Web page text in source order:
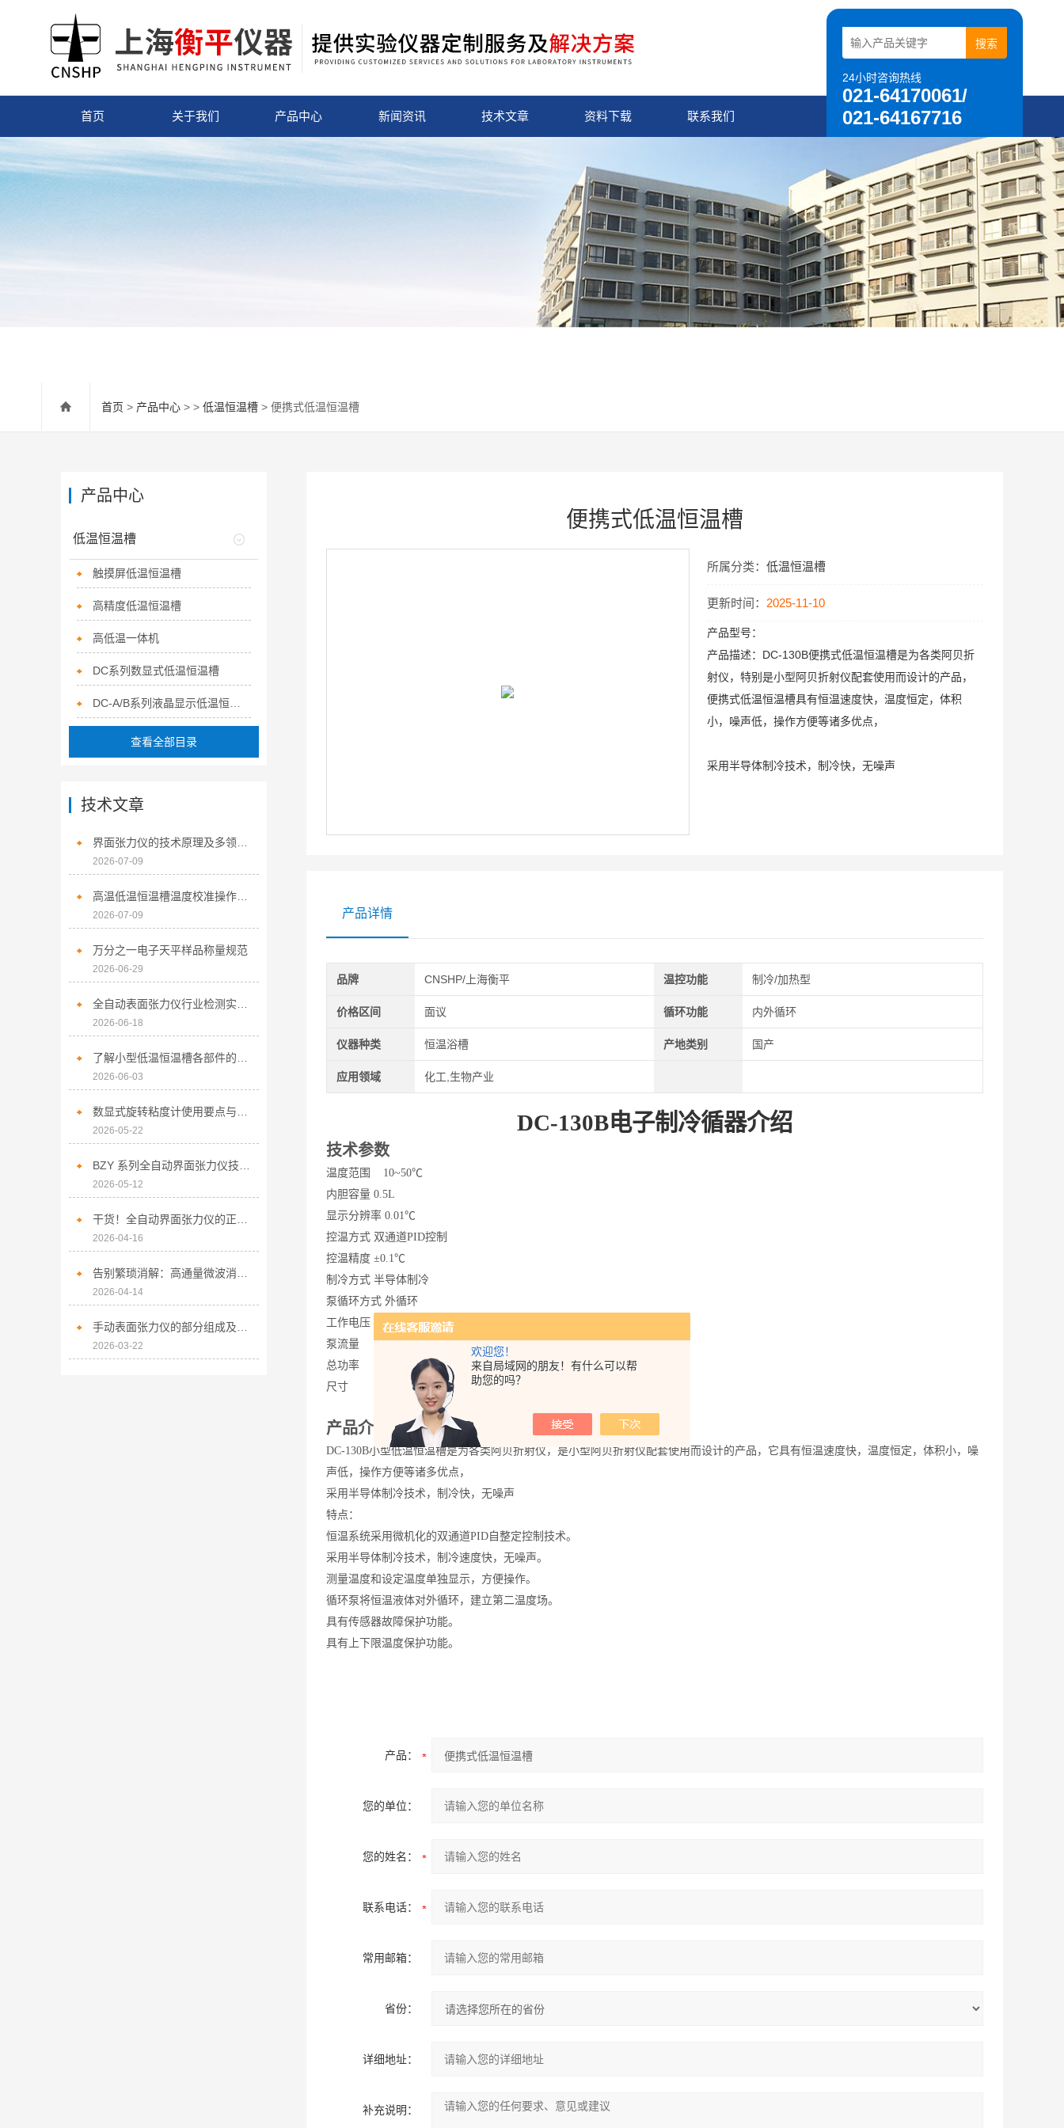
欢迎您！
来自局域网的朋友！有什么可以帮
助您的吗？
24小时咨询热线
021-64170061/
021-64167716
首页 关于我们 产品中心 新闻资讯 技术文章 资料下载 联系我们
首页 > 产品中心 > > 低温恒温槽 > 便携式低温恒温槽
便携式低温恒温槽
所属分类：低温恒温槽
更新时间： 2025-11-10
产品型号：
产品描述： DC-130B便携式低温恒温槽是为各类阿贝折
射仪，特别是小型阿贝折射仪配套使用而设计的产品，
便携式低温恒温槽具有恒温速度快，温度恒定，体积
小，噪声低，操作方便等诸多优点，
采用半导体制冷技术，制冷快，无噪声
产品详情
品牌 CNSHP/上海衡平 温控功能 制冷/加热型
价格区间 面议 循环功能 内外循环
仪器种类 恒温浴槽 产地类别 国产
应用领域 化工,生物产业
DC-130B电子制冷循器介绍
技术参数
温度范围 10~50℃
内胆容量 0.5L
显示分辨率 0.01℃
控温方式 双通道PID控制
控温精度 ±0.1℃
制冷方式 半导体制冷
泵循环方式 外循环
工作电压
220V±10%，50Hz
泵流量
4L/min
总功率
尺寸
200(长)×200(宽)×300(高)mm
产品介绍
DC-130B小型低温恒温槽是为各类阿贝折射仪，是小型阿贝折射仪配套使用而设计的产品，它具有恒温速度快，温度恒定，体积小，噪
声低，操作方便等诸多优点，
采用半导体制冷技术，制冷快，无噪声
特点：
恒温系统采用微机化的双通道PID自整定控制技术。
采用半导体制冷技术，制冷速度快，无噪声。
测量温度和设定温度单独显示，方便操作。
循环泵将恒温液体对外循环，建立第二温度场。
具有传感器故障保护功能。
具有上下限温度保护功能。
产品：
您的单位：
您的姓名：
联系电话：
常用邮箱：
省份：
详细地址：
补充说明：
产品中心
低温恒温槽
触摸屏低温恒温槽
高精度低温恒温槽
高低温一体机
DC系列数显式低温恒温槽
查看全部目录
技术文章
2026-07-09
2026-07-09
万分之一电子天平样品称量规范
2026-06-29
2026-06-18
2026-06-03
2026-05-22
2026-05-12
2026-04-16
2026-04-14
2026-03-22